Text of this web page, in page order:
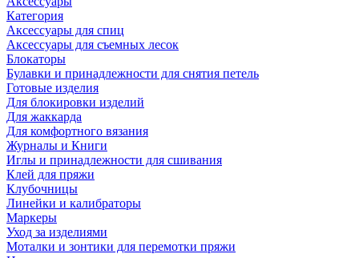
Категория
Аксессуары для спиц
Аксессуары для съемных лесок
Блокаторы
Булавки и принадлежности для снятия петель
Готовые изделия
Для блокировки изделий
Для жаккарда
Для комфортного вязания
Журналы и Книги
Иглы и принадлежности для сшивания
Клей для пряжи
Клубочницы
Линейки и калибраторы
Маркеры
Уход за изделиями
Моталки и зонтики для перемотки пряжи